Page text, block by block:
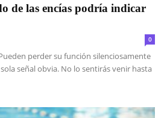
de las encías podría indicar
0
perder su función silenciosamente
señal obvia. No lo sentirás venir hasta